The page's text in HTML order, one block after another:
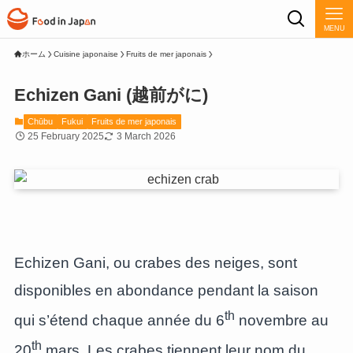
MENU
ホーム Cuisine japonaise Fruits de mer japonais
Echizen Gani (越前がに)
Chūbu Fukui Fruits de mer japonais
25 February 2025 3 March 2026
Echizen Gani, ou crabes des neiges, sont
disponibles en abondance pendant la saison
qui s’étend chaque année du 6th novembre au
th